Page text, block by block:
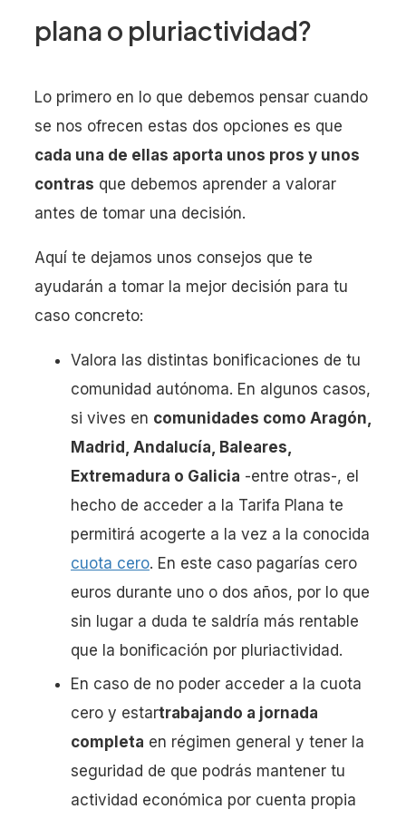
plana o pluriactividad?
Lo primero en lo que debemos pensar cuando
se nos ofrecen estas dos opciones es que
cada una de ellas aporta unos pros y unos
contras que debemos aprender a valorar
antes de tomar una decisión.
Aquí te dejamos unos consejos que te
ayudarán a tomar la mejor decisión para tu
caso concreto:
Valora las distintas bonificaciones de tu
comunidad autónoma. En algunos casos,
si vives en comunidades como Aragón,
Madrid, Andalucía, Baleares,
Extremadura o Galicia -entre otras-, el
hecho de acceder a la Tarifa Plana te
permitirá acogerte a la vez a la conocida
cuota cero. En este caso pagarías cero
euros durante uno o dos años, por lo que
sin lugar a duda te saldría más rentable
que la bonificación por pluriactividad.
En caso de no poder acceder a la cuota
cero y estartrabajando a jornada
completa en régimen general y tener la
seguridad de que podrás mantener tu
actividad económica por cuenta propia